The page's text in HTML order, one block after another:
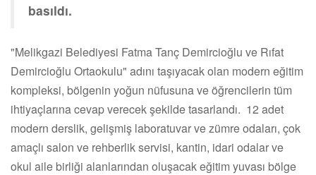
basıldı.
"Melikgazi Belediyesi Fatma Tanç Demircioğlu ve Rıfat
Demircioğlu Ortaokulu" adını taşıyacak olan modern eğitim
kompleksi, bölgenin yoğun nüfusuna ve öğrencilerin tüm
ihtiyaçlarına cevap verecek şekilde tasarlandı. 12 adet
modern derslik, gelişmiş laboratuvar ve zümre odaları, çok
amaçlı salon ve rehberlik servisi, kantin, idari odalar ve
okul aile birliği alanlarından oluşacak eğitim yuvası bölge